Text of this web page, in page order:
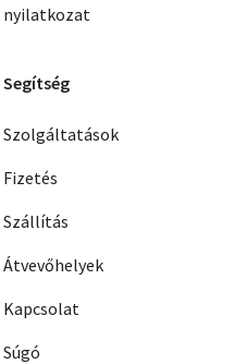
nyilatkozat
Segítség
Szolgáltatások
Fizetés
Szállítás
Átvevőhelyek
Kapcsolat
Súgó